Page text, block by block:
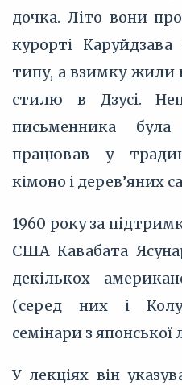
дочка. Літо вони
курорті
типу, а взимку жили
стилю в Дзусі.
письменника
працював у
кімоно і дерев’яних
1960 року за
США Кавабата
декількох
(серед них і
семінари з японської
У лекціях він